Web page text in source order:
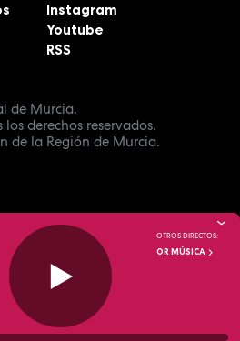
de Murcia.
los derechos reservados.
de la Región de Murcia.
Instagram
Youtube
RSS
OTROS DIRECTOS:
OR MÚSICA